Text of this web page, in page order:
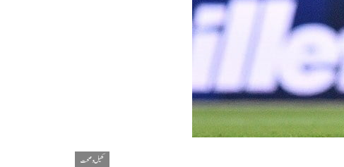
کھیل و صحت